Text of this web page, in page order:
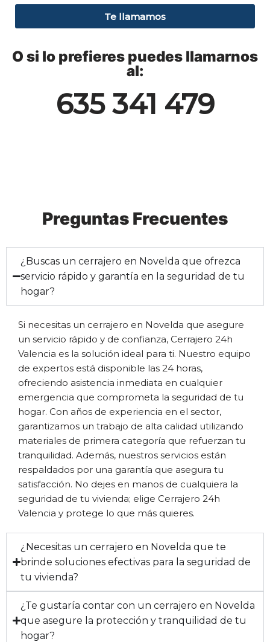
Te llamamos
O si lo prefieres puedes llamarnos
al:
635 341 479
Preguntas Frecuentes
¿Buscas un cerrajero en Novelda que ofrezca
servicio rápido y garantía en la seguridad de tu
hogar?
Si necesitas un cerrajero en Novelda que asegure
un servicio rápido y de confianza, Cerrajero 24h
Valencia es la solución ideal para ti. Nuestro equipo
de expertos está disponible las 24 horas,
ofreciendo asistencia inmediata en cualquier
emergencia que comprometa la seguridad de tu
hogar. Con años de experiencia en el sector,
garantizamos un trabajo de alta calidad utilizando
materiales de primera categoría que refuerzan tu
tranquilidad. Además, nuestros servicios están
respaldados por una garantía que asegura tu
satisfacción. No dejes en manos de cualquiera la
seguridad de tu vivienda; elige Cerrajero 24h
Valencia y protege lo que más quieres.
¿Necesitas un cerrajero en Novelda que te
brinde soluciones efectivas para la seguridad de
tu vivienda?
¿Te gustaría contar con un cerrajero en Novelda
que asegure la protección y tranquilidad de tu
hogar?